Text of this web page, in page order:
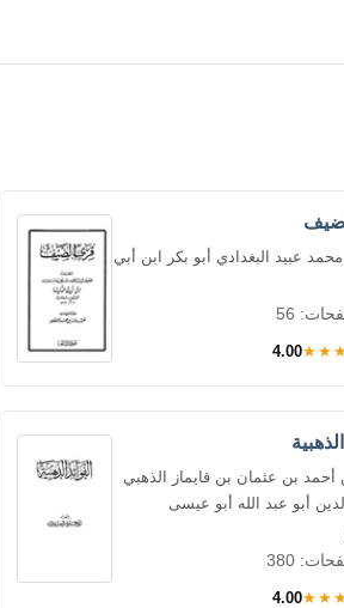
محمد عبيد البغدادي أبو بكر ابن أبي
56
4.00
بن عثمان بن قايماز الذهبي
أبو عبد الله أبو عيسى
380
4.00